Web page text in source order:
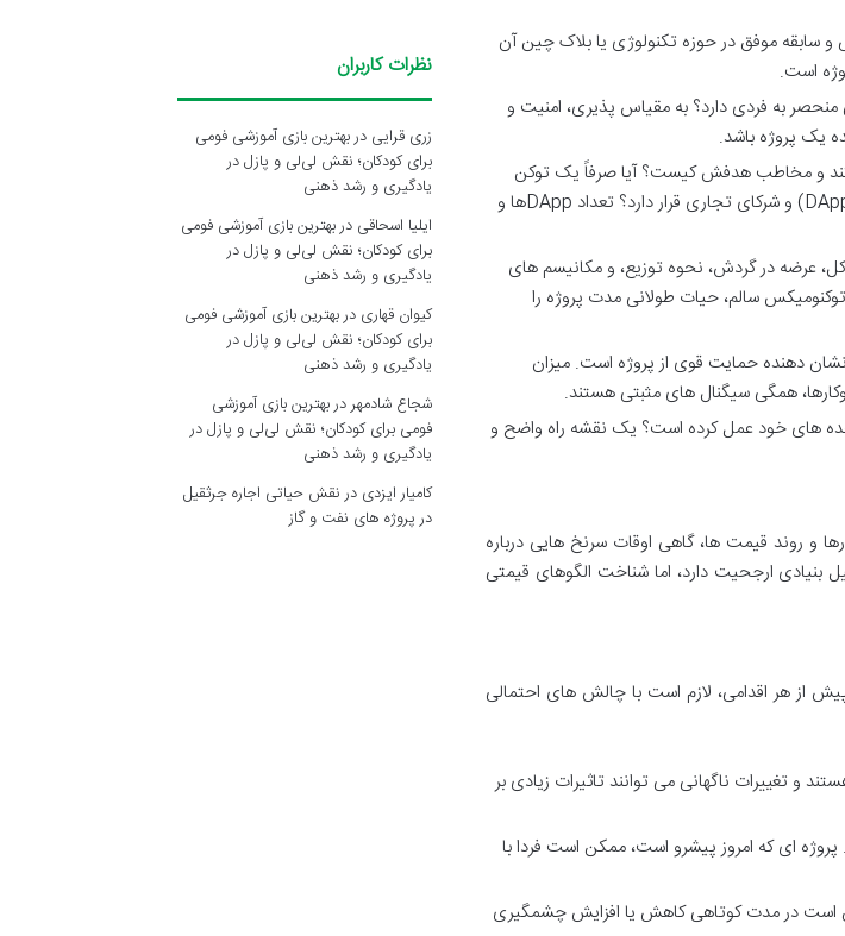
موفق در حوزه تکنولوژی یا بلاک چین آن
است.
به فردی دارد؟ به مقیاس پذیری، امنیت و
یک پروژه باشد.
کند و مخاطب هدفش کیست؟ آیا صرفاً یک توکن
بدون کاربرد است یا در قلب یک اکوسیستم رو به رشد از برنامه های غیرمتمرکز (DApp) و شرکای تجاری قرار دارد؟ تعداد DAppها و
عرضه در گردش، نحوه توزیع، و مکانیسم های
سالم، حیات طولانی مدت پروژه را
دهنده حمایت قوی از پروژه است. میزان
همگی سیگنال های مثبتی هستند.
وعده های خود عمل کرده است؟ یک نقشه راه واضح و
و روند قیمت ها، گاهی اوقات سرنخ هایی درباره
بنیادی ارجحیت دارد، اما شناخت الگوهای قیمتی
از هر اقدامی، لازم است با چالش های احتمالی
و تغییرات ناگهانی می توانند تاثیرات زیادی بر
ای که امروز پیشرو است، ممکن است فردا با
است در مدت کوتاهی کاهش یا افزایش چشمگیری
نظرات کاربران
زری قرایی دربهترین بازی آموزشی فومی
برای کودکان؛ نقش لی‌لی و پازل در
یادگیری و رشد ذهنی
ایلیا اسحاقی دربهترین بازی آموزشی فومی
برای کودکان؛ نقش لی‌لی و پازل در
یادگیری و رشد ذهنی
کیوان قهاری دربهترین بازی آموزشی فومی
برای کودکان؛ نقش لی‌لی و پازل در
یادگیری و رشد ذهنی
شجاع شادمهردربهترین بازی آموزشی
فومی برای کودکان؛ نقش لی‌لی و پازل در
یادگیری و رشد ذهنی
کامیار ایزدی درنقش حیاتی اجاره جرثقیل
در پروژه های نفت و گاز